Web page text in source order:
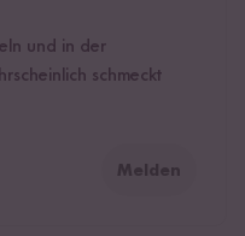
und in der
schmeckt
Melden